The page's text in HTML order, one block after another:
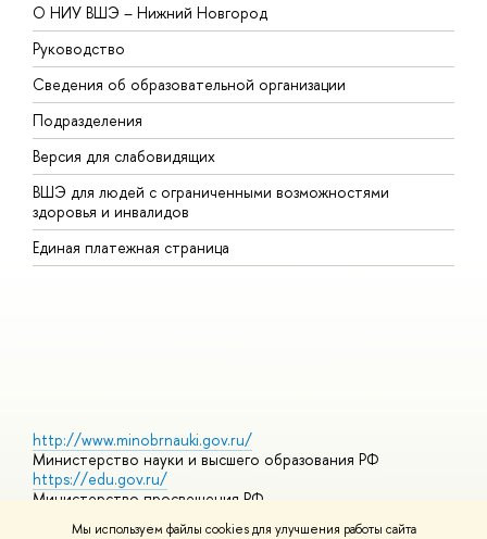
Мы используем файлы cookies для улучшения работы сайта
О НИУ ВШЭ – Нижний Новгород
Руководство
Сведения об образовательной организации
Подразделения
Версия для слабовидящих
ВШЭ для людей с ограниченными возможностями
здоровья и инвалидов
Единая платежная страница
http://www.minobrnauki.gov.ru/
Министерство науки и высшего образования РФ
https://edu.gov.ru/
Министерство просвещения РФ
https://elearning.hse.ru/mooc